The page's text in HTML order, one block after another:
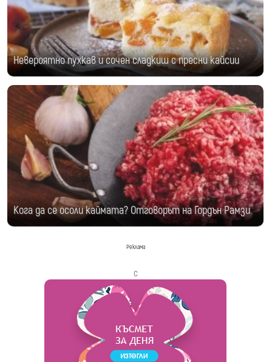
Невероятно пухкав и сочен сладкиш с пресни кайсии
Кога да се осоли каймата? Отговорът на Гордън Рамзи
Реклама
с